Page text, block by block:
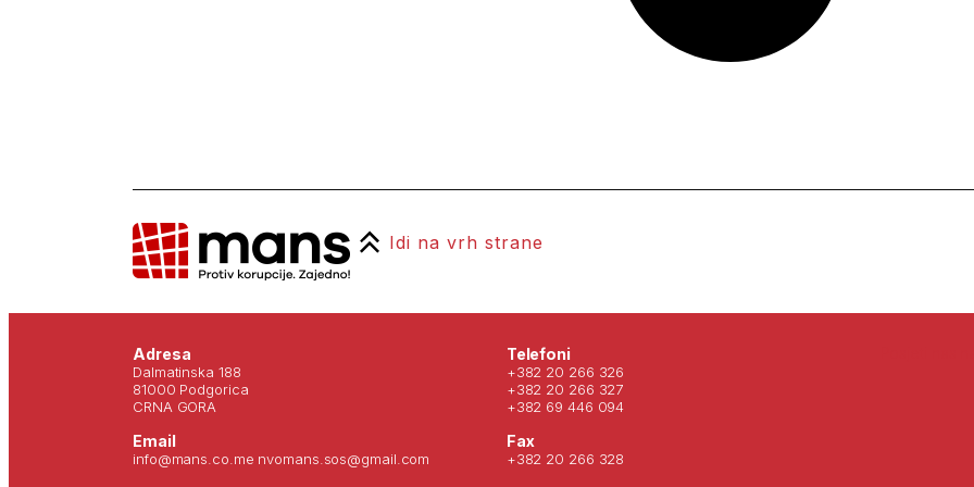
Idi na vrh strane
Adresa
Dalmatinska 188
81000 Podgorica
CRNA GORA
Email
info@mans.co.me nvomans.sos@gmail.com
Telefoni
+382 20 266 326
+382 20 266 327
+382 69 446 094
Fax
+382 20 266 328